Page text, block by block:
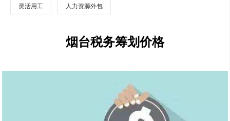
灵活用工 人力资源外包
烟台税务筹划价格